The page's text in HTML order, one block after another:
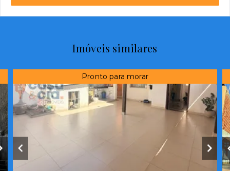
Imóveis similares
Pronto para morar